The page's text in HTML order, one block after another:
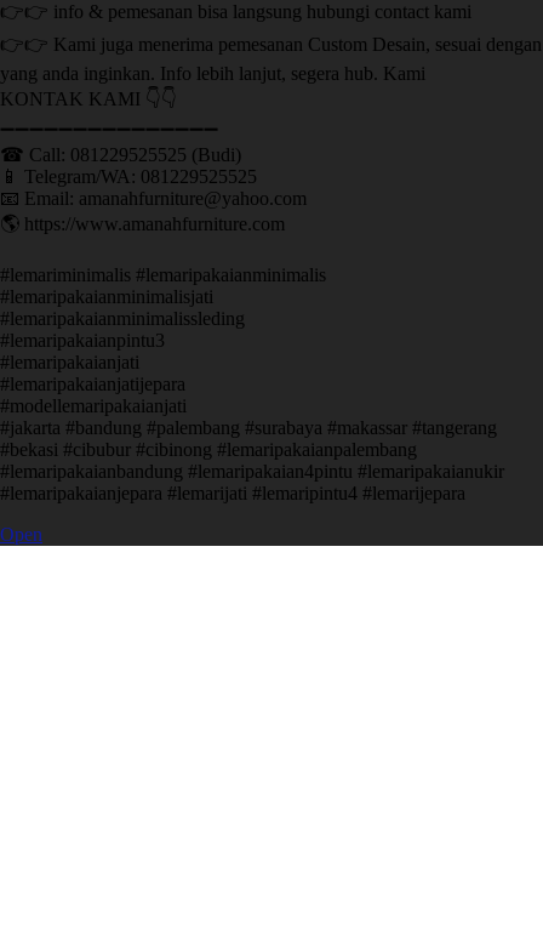
👉👉 info & pemesanan bisa langsung hubungi contact kami
👉👉 Kami juga menerima pemesanan Custom Desain, sesuai dengan
yang anda inginkan. Info lebih lanjut, segera hub. Kami
KONTAK KAMI 👇👇
➖➖➖➖➖➖➖➖➖➖➖➖➖➖➖ ㅤ
☎ Call: 081229525525 (Budi)
📱 Telegram/WA: 081229525525
📧 Email: amanahfurniture@yahoo.com
🌎 https://www.amanahfurniture.com
#lemariminimalis #lemaripakaianminimalis
#lemaripakaianminimalisjati
#lemaripakaianminimalissleding
#lemaripakaianpintu3
#lemaripakaianjati
#lemaripakaianjatijepara
#modellemaripakaianjati
#jakarta #bandung #palembang #surabaya #makassar #tangerang
#bekasi #cibubur #cibinong #lemaripakaianpalembang
#lemaripakaianbandung #lemaripakaian4pintu #lemaripakaianukir
#lemaripakaianjepara #lemarijati #lemaripintu4 #lemarijepara
Open